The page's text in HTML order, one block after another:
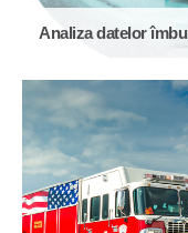
Analiza datelor